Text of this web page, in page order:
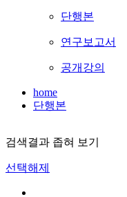
단행본
연구보고서
공개강의
home
단행본
검색결과 좁혀 보기
선택해제